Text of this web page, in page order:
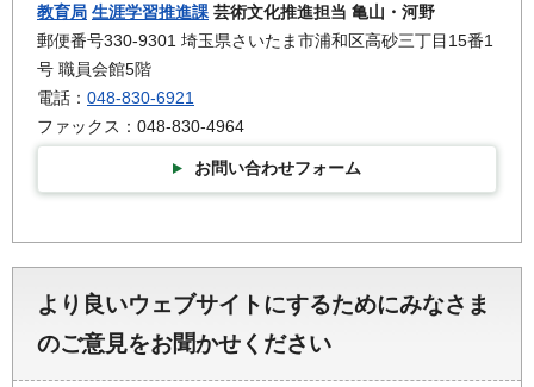
教育局 生涯学習推進課 芸術文化推進担当 亀山・河野
郵便番号330-9301 埼玉県さいたま市浦和区高砂三丁目15番1
号 職員会館5階
電話： 048-830-6921
ファックス：048-830-4964
お問い合わせフォーム
より良いウェブサイトにするためにみなさま
のご意見をお聞かせください